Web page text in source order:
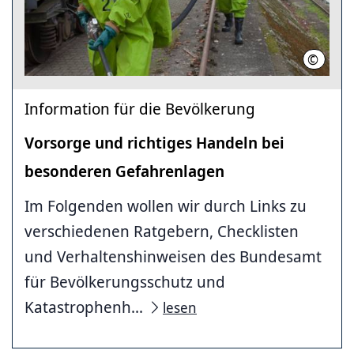
©
Information für die Bevölkerung
Vorsorge und richtiges Handeln bei
besonderen Gefahrenlagen
Im Folgenden wollen wir durch Links zu
verschiedenen Ratgebern, Checklisten
und Verhaltenshinweisen des Bundesamt
für Bevölkerungsschutz und
Katastrophenh...
lesen